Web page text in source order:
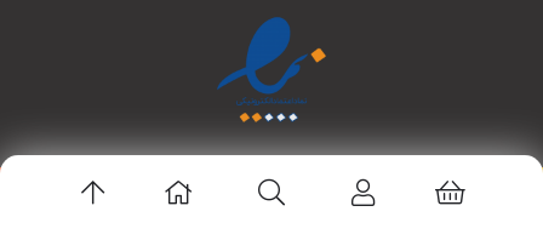
اپلیکیشن لاین استور